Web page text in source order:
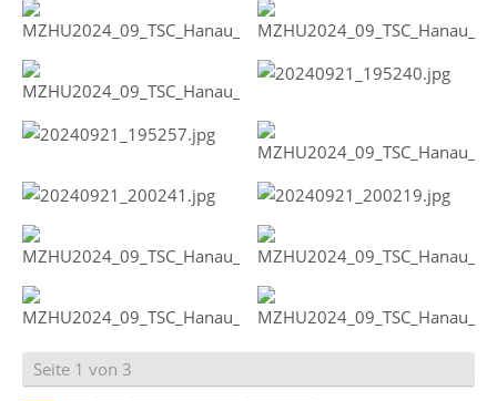
Seite 1 von 3